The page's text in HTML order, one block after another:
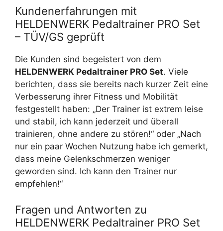
Kundenerfahrungen mit
HELDENWERK Pedaltrainer PRO Set
– TÜV/GS geprüft
Die Kunden sind begeistert von dem
HELDENWERK Pedaltrainer PRO Set. Viele
berichten, dass sie bereits nach kurzer Zeit eine
Verbesserung ihrer Fitness und Mobilität
festgestellt haben: „Der Trainer ist extrem leise
und stabil, ich kann jederzeit und überall
trainieren, ohne andere zu stören!“ oder „Nach
nur ein paar Wochen Nutzung habe ich gemerkt,
dass meine Gelenkschmerzen weniger
geworden sind. Ich kann den Trainer nur
empfehlen!“
Fragen und Antworten zu
HELDENWERK Pedaltrainer PRO Set